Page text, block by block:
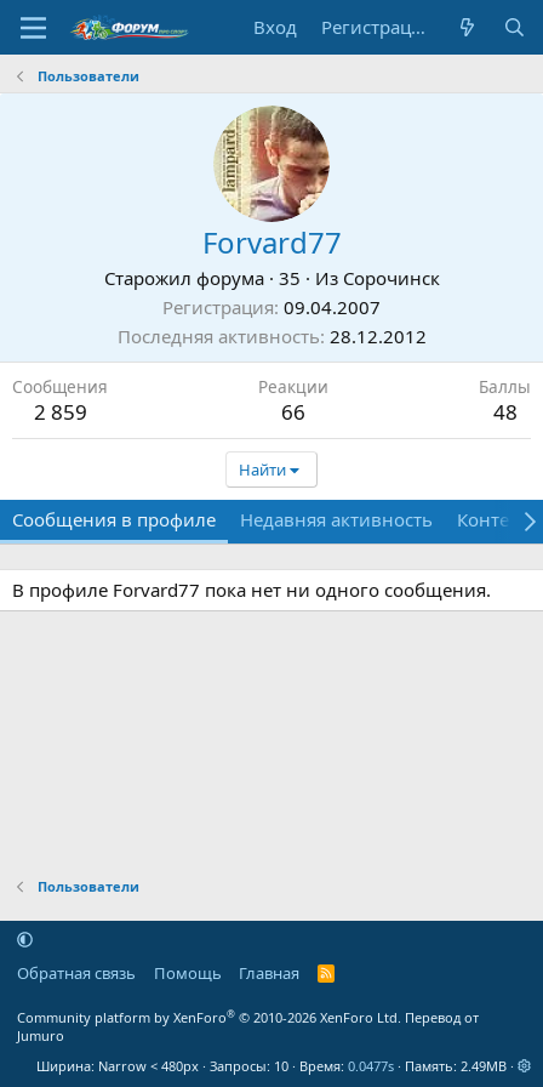
Вход Регистрация
Пользователи
Forvard77
Старожил форума · 35 · Из Сорочинск
Регистрация 09.04.2007
Последняя активность 28.12.2012
Сообщения
2 859
Реакции
66
Баллы
48
Найти
Сообщения в профиле Недавняя активность Контент
В профиле Forvard77 пока нет ни одного сообщения.
Пользователи
Обратная связь Помощь Главная
R
Community platform by XenForo® © 2010-2026 XenForo Ltd. Перевод от
Jumuro
Ширина
Запросы 10 Время 0.0477s Память 2.49MB